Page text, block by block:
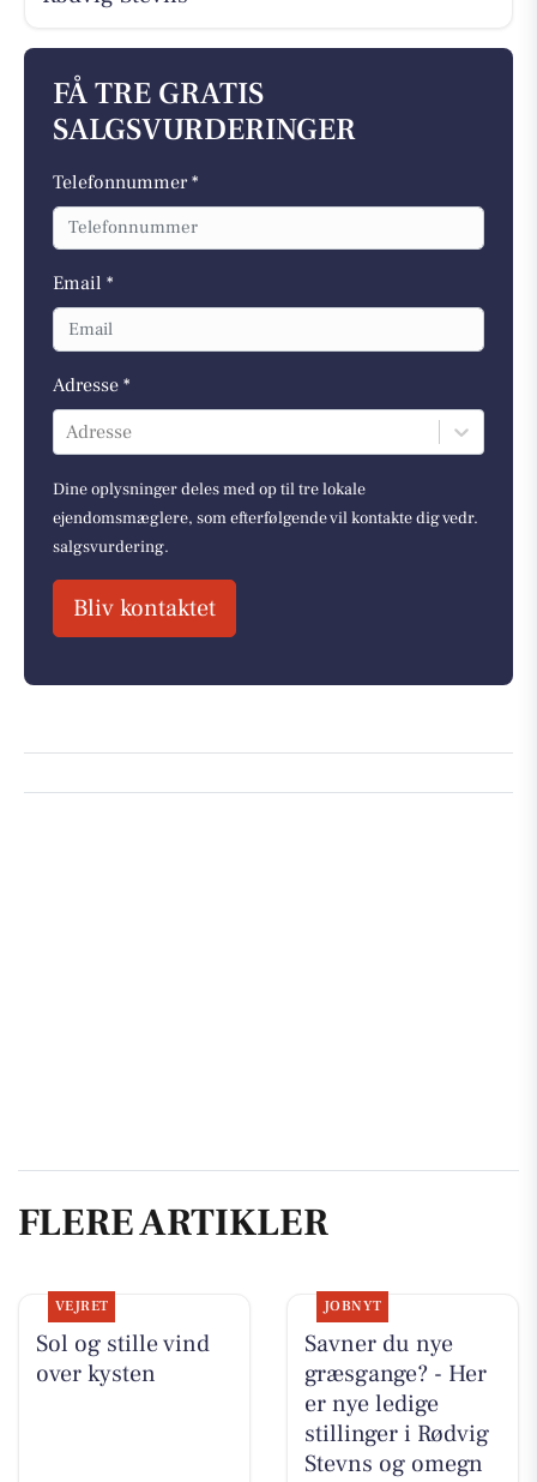
FÅ TRE GRATIS
SALGSVURDERINGER
Telefonnummer *
Email *
Adresse *
Adresse
Dine oplysninger deles med op til tre lokale
ejendomsmæglere, som efterfølgende vil kontakte dig vedr.
salgsvurdering.
Bliv kontaktet
FLERE ARTIKLER
VEJRET
Sol og stille vind
over kysten
JOBNYT
Savner du nye
græsgange? - Her
er nye ledige
stillinger i Rødvig
Stevns og omegn